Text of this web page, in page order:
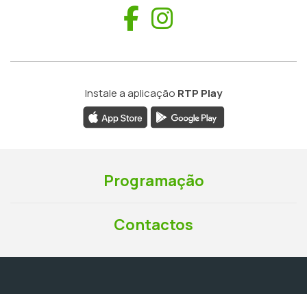
Facebook
Instale a aplicação RTP Play
Programação
Contactos